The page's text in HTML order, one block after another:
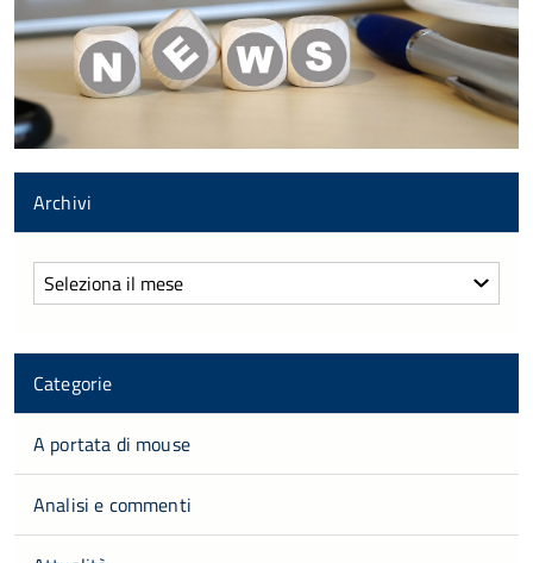
Archivi
Archivi
Categorie
A portata di mouse
Analisi e commenti